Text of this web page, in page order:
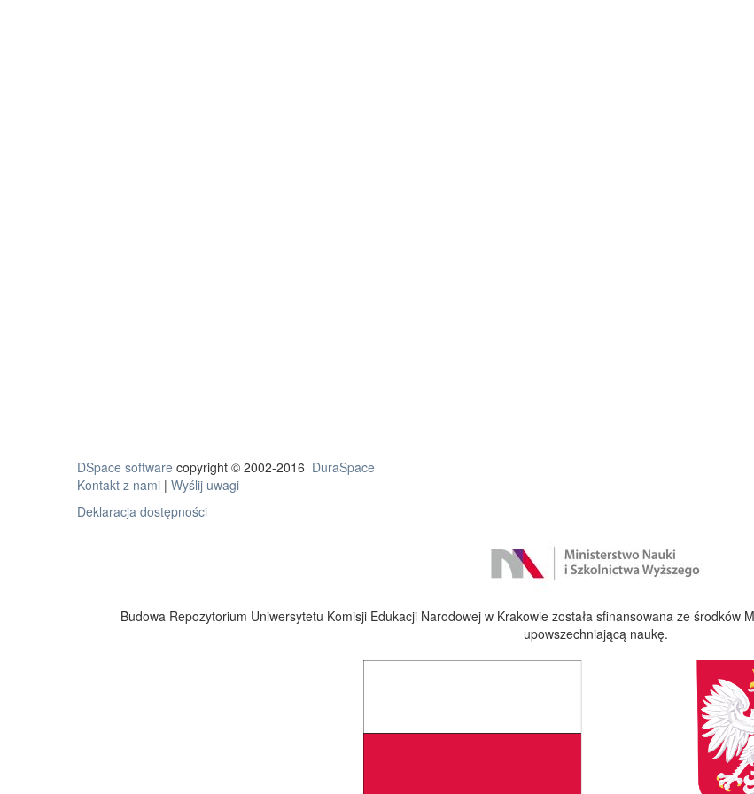
DSpace software copyright © 2002-2016 DuraSpace
Kontakt z nami | Wyślij uwagi
Deklaracja dostępności
Budowa Repozytorium Uniwersytetu Komisji Edukacji Narodowej w Krakowie została sfinansowana ze środków
upowszechniającą naukę.